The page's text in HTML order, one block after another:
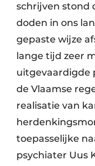
schrijven stond
doden in ons
gepaste wijze
lange tijd zeer
uitgevaardigde
de Vlaamse
realisatie van
toepasselijke
psychiater Uus